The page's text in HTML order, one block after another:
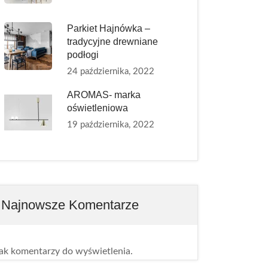
Parkiet Hajnówka –
tradycyjne drewniane
podłogi
24 października, 2022
AROMAS- marka
oświetleniowa
19 października, 2022
Najnowsze Komentarze
komentarzy do wyświetlenia.